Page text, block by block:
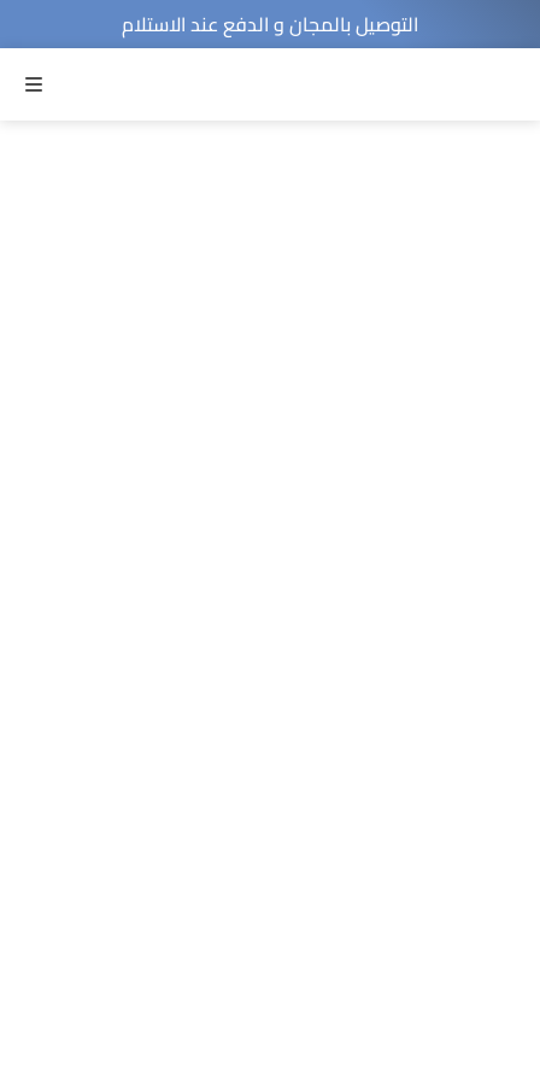
التوصيل بالمجان و الدفع عند الاستلام
MENU